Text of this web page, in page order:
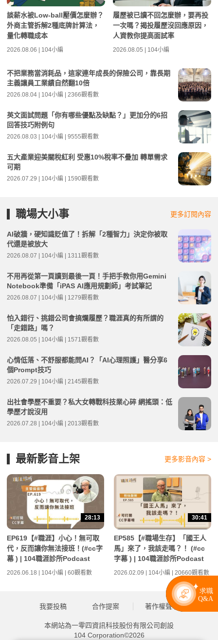
談薪水被Low-ball壓價怎麼辦？
外商主管拆解2種底牌計算法，
量化轉職成本
2026.08.06 | 104小編
履歷被已讀不回怎麼辦，要再投
一次嗎？揭投履歷沒回應原因，
人資教你提高面試率
2026.08.05 | 104小編
不把業務當消耗品，這家連年成長的保險公司，靠長期
主義讓員工業績自然翻10倍
2026.08.04 | 104小編 | 2366觀看數
英文面試問題「你有哪些優點及缺點？」更加分的6招
回答技巧附例句
2026.08.03 | 104小編 | 9555觀看數
五大產業迎美關稅紅利 受惠10%稅率不疊加 轉單需求
可期
2026.07.29 | 104小編 | 1590觀看數
職場大小事 更多訂閱內容
AI破牆，硬知識貶值了！拆解「2種智力」決定你被取
代還是被放大
2026.08.07 | 104小編 | 1311觀看數
不用再從第一頁讀到最後一頁！手把手教你用Gemini
Notebook準備「iPAS AI應用規劃師」考試筆記
2026.08.07 | 104小編 | 1279觀看數
怕入錯行、挑錯公司會搞爛履歷？職涯真的有所謂的
「走錯路」嗎？
2026.08.05 | 104小編 | 1571觀看數
心情低落、不舒服都能問AI？「AI心理照護」醫分享6
個Prompt技巧
2026.07.29 | 104小編 | 2145觀看數
出社會學歷不重要？私大女轉戰科技業心碎 網搖頭：低
學歷才說沒用
2026.07.28 | 104小編 | 2013觀看數
最新影音上架 更多影音內容 >
28:13
EP619【#職涯】小心！無可取
代，反而讓你無法接班！(#cc字
幕 ) | 104職涯診所Podcast
2026.06.18 | 104小編 | 60觀看數
30:41
EP585【#職場生存】「國王人
馬」來了，我該走嗎？！ (#cc
字幕 ) | 104職涯診所Podcast
2026.02.09 | 104小編 | 20660觀看數
我要投稿 合作提案 著作權聲明
本網站為一零四資訊科技股份有限公司創設
104 Corporation©2026